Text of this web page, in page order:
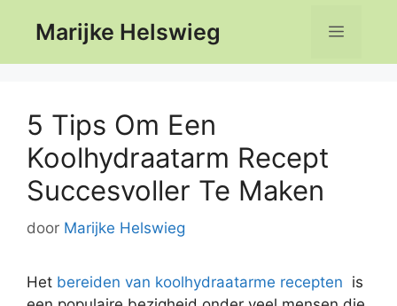
Marijke Helswieg Menu
5 Tips Om Een
Koolhydraatarm Recept
Succesvoller Te Maken
door Marijke Helswieg
Het bereiden van koolhydraatarme recepten is